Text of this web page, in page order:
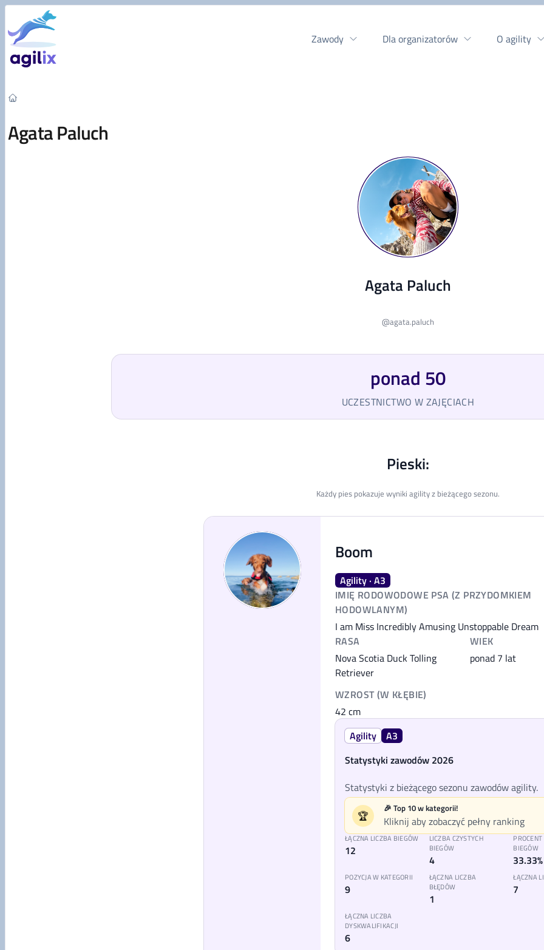
Przejdź do treści
Zawody Dla organizatorów O agility
Agata Paluch
Agata Paluch
@agata.paluch
ponad 50
UCZESTNICTWO W ZAJĘCIACH
Pieski:
Każdy pies pokazuje wyniki agility z bieżącego sezonu.
Boom
Agility · A3
IMIĘ RODOWODOWE PSA (Z PRZYDOMKIEM
HODOWLANYM)
I am Miss Incredibly Amusing Unstoppable Dream
RASA
Nova Scotia Duck Tolling
Retriever
WIEK
ponad 7 lat
WZROST (W KŁĘBIE)
42 cm
Agility
A3
Statystyki zawodów 2026
Statystyki z bieżącego sezonu zawodów agility.
🏆
🎉 Top 10 w kategorii!
Kliknij aby zobaczyć pełny ranking
ŁĄCZNA LICZBA BIEGÓW
12
LICZBA CZYSTYCH
BIEGÓW
4
BIEGÓW
33.33%
POZYCJA W KATEGORII
9
ŁĄCZNA LICZBA
BŁĘDÓW
1
ŁĄCZNA
7
ŁĄCZNA LICZBA
DYSKWALIFIKACJI
6